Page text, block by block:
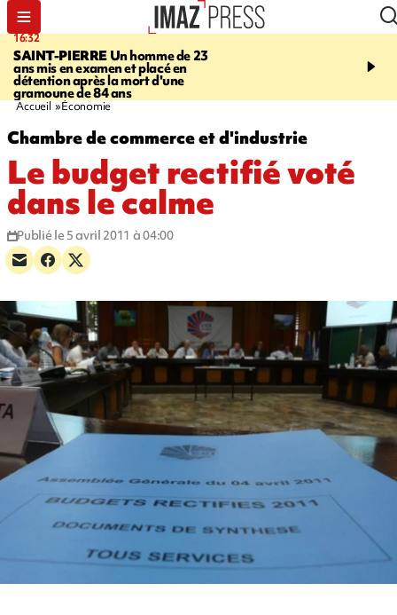
16:32
SAINT-PIERREUn homme de 23
ans mis en examen et placé en
détention après la mort d'une
gramoune de 84 ans
21:08
et Turquie scellent un
Accueil Économie
Chambre de commerce et d'industrie
Le budget rectifié voté
dans le calme
Publié le 5 avril 2011 à 04:00